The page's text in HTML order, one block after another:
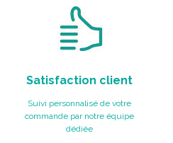
Satisfaction client
Suivi personnalisé de votre
commande par notre équipe
dédiée